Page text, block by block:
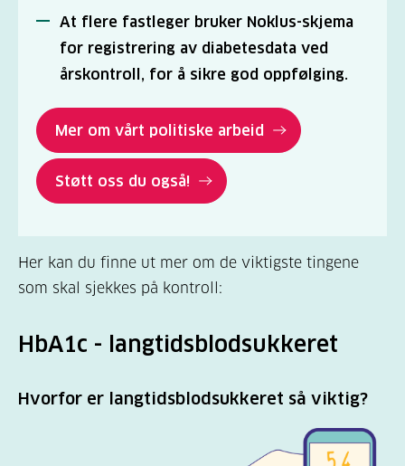
At flere fastleger bruker Noklus-skjema
for registrering av diabetesdata ved
årskontroll, for å sikre god oppfølging.
Mer om vårt politiske arbeid
Støtt oss du også!
Her kan du finne ut mer om de viktigste tingene
som skal sjekkes på kontroll:
HbA1c - langtidsblodsukkeret
Hvorfor er langtidsblodsukkeret så viktig?